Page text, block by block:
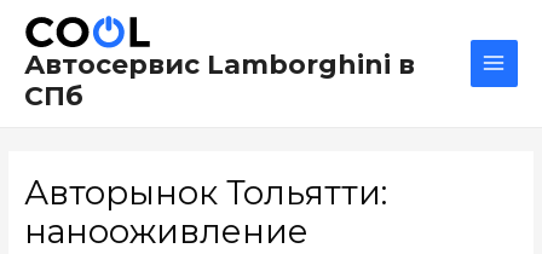
содержимому
Автосервис Lamborghini в
СПб
Авторынок Тольятти:
нанооживление
по
записям